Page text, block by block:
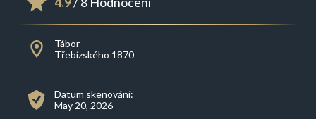
Tábor
Třebízského 1870
Datum skenování:
May 20, 2026